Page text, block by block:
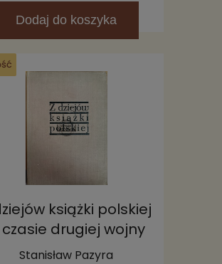
Dodaj do koszyka
książki polskiej
drugiej wojny
światowej
Stanisław Pazyra